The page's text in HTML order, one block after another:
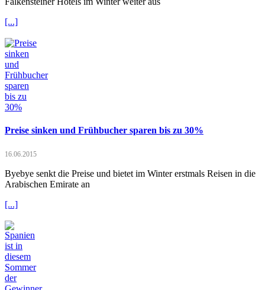
[...]
Preise sinken und Frühbucher sparen bis zu 30%
16.06.2015
Byebye senkt die Preise und bietet im Winter erstmals Reisen in die
Arabischen Emirate an
[...]